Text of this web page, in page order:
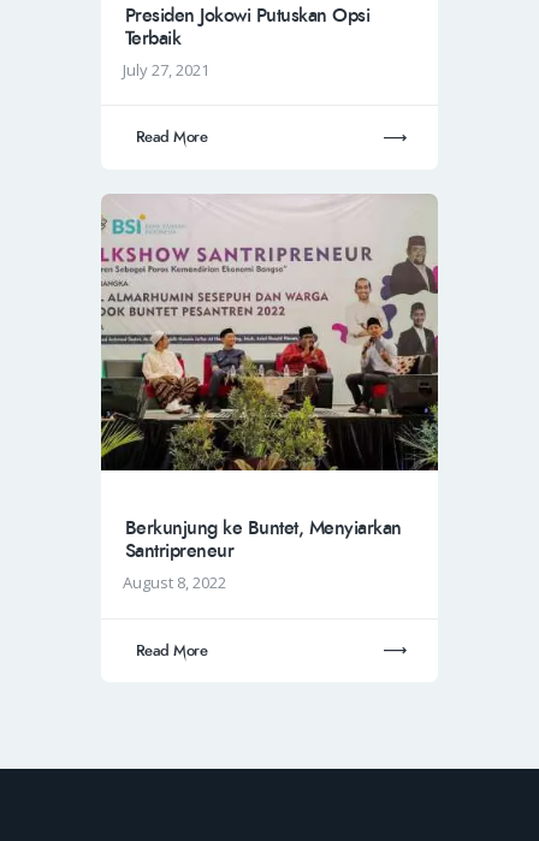
Presiden Jokowi Putuskan Opsi
Terbaik
July 27, 2021
Read More
Berkunjung ke Buntet, Menyiarkan
Santripreneur
August 8, 2022
Read More